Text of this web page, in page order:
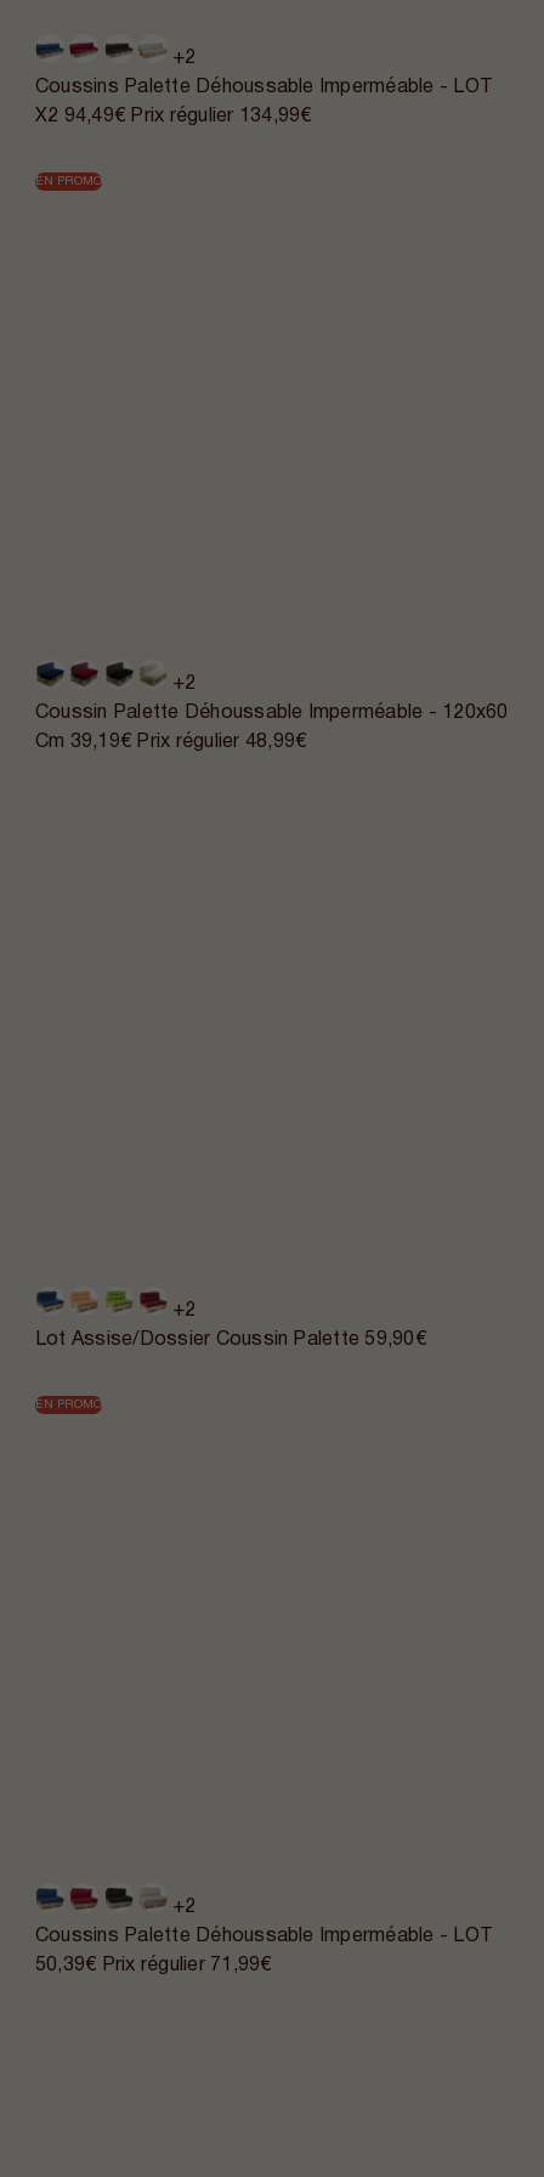
+2
Coussins Palette Déhoussable Imperméable - LOT
X2 94,49€ Prix régulier 134,99€
EN PROMO
+2
Coussin Palette Déhoussable Imperméable - 120x60
Cm 39,19€ Prix régulier 48,99€
+2
Lot Assise/Dossier Coussin Palette 59,90€
EN PROMO
+2
Coussins Palette Déhoussable Imperméable - LOT
50,39€ Prix régulier 71,99€